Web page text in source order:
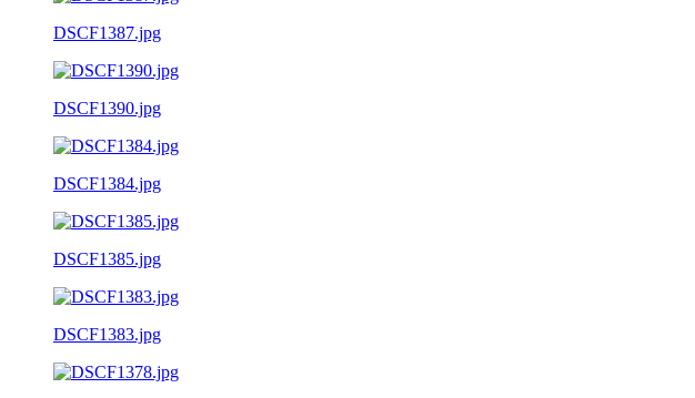
DSCF1387.jpg
DSCF1390.jpg
DSCF1384.jpg
DSCF1385.jpg
DSCF1383.jpg